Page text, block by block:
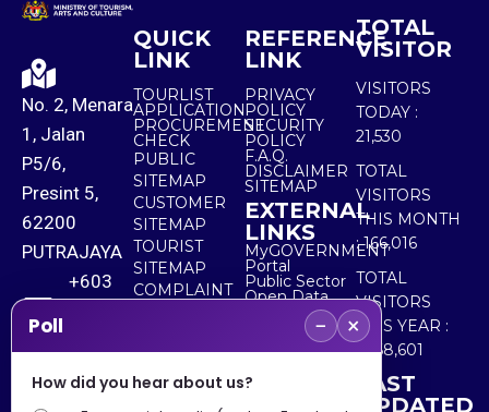
No. 2, Menara
1, Jalan
P5/6,
Presint 5,
62200
PUTRAJAYA
+603
+603
QUICK
LINK
TOURLIST
APPLICATION
PROCUREMENT
CHECK
PUBLIC
SITEMAP
CUSTOMER
SITEMAP
TOURIST
SITEMAP
COMPLAINT
REFERENCE
LINK
PRIVACY
POLICY
SECURITY
POLICY
F.A.Q.
DISCLAIMER
SITEMAP
EXTERNAL
LINKS
MyGOVERNMENT
Portal
Public Sector
Open Data
TOTAL
VISITOR
VISITORS
TODAY :
21,530
TOTAL
VISITORS
THIS MONTH
: 166,016
TOTAL
VISITORS
THIS YEAR :
5,568,601
LAST
UPDATED
Poll − ×
How did you hear about us?